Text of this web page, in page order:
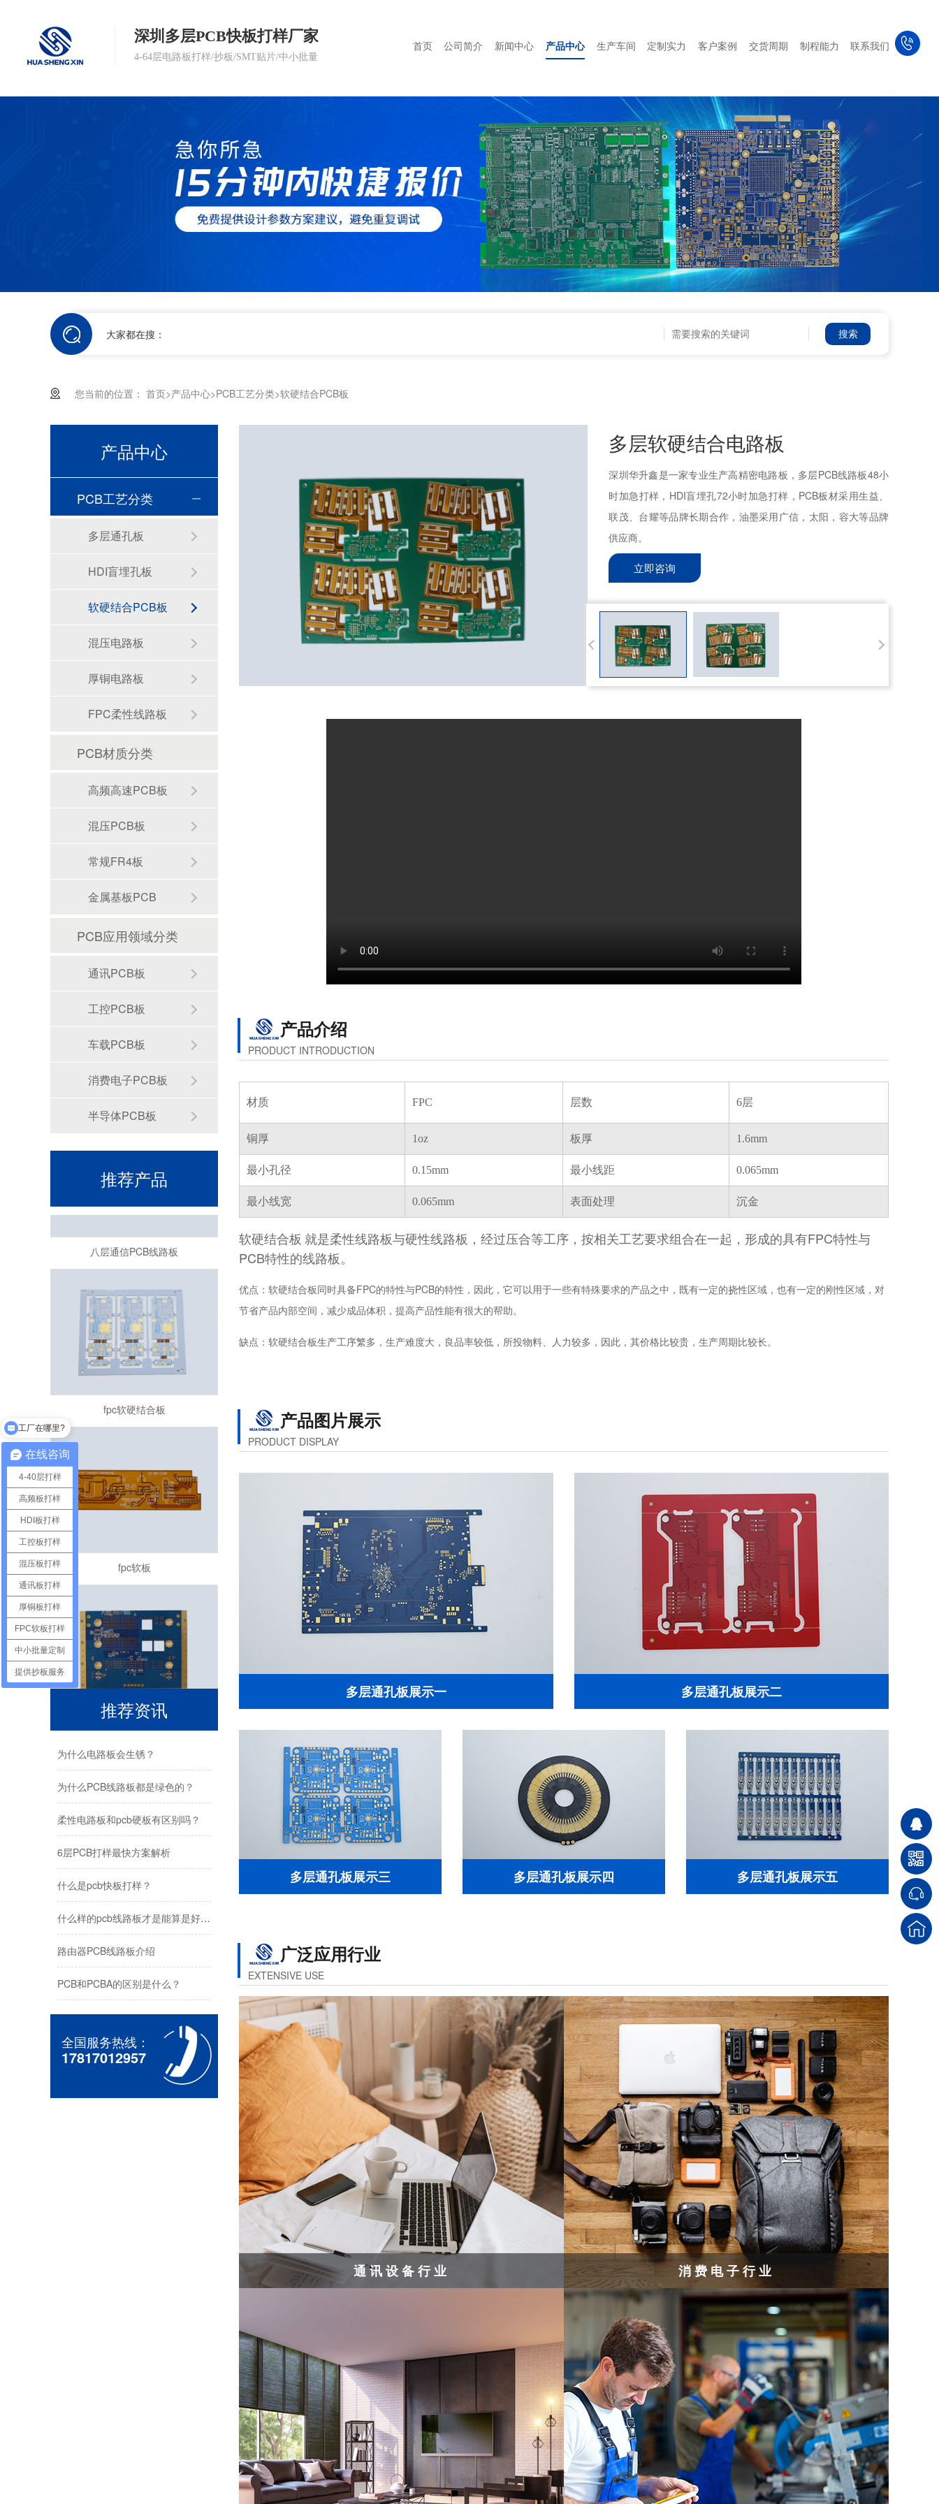
深圳多层PCB快板打样厂家
4-64层电路板打样/抄板/SMT贴片/中小批量
首页 公司简介 新闻中心 产品中心 生产车间 定制实力 客户案例 交货周期 制程能力 联系我们
大家都在搜：
您当前的位置： 首页>产品中心>PCB工艺分类>软硬结合PCB板
多层软硬结合电路板
深圳华升鑫是一家专业生产高精密电路板，多层PCB线路板48小
时加急打样，HDI盲埋孔72小时加急打样，PCB板材采用生益、
联茂、台耀等品牌长期合作，油墨采用广信，太阳，容大等品牌
供应商。
立即咨询
产品介绍
PRODUCT INTRODUCTION
材质 FPC 层数 6层
铜厚 1oz 板厚 1.6mm
最小孔径 0.15mm 最小线距 0.065mm
最小线宽 0.065mm 表面处理 沉金
软硬结合板 就是柔性线路板与硬性线路板，经过压合等工序，按相关工艺要求组合在一起，形成的具有FPC特性与
PCB特性的线路板。
优点：软硬结合板同时具备FPC的特性与PCB的特性，因此，它可以用于一些有特殊要求的产品之中，既有一定的挠性区域，也有一定的刚性区域，对
节省产品内部空间，减少成品体积，提高产品性能有很大的帮助。
缺点：软硬结合板生产工序繁多，生产难度大，良品率较低，所投物料、人力较多，因此，其价格比较贵，生产周期比较长。
产品图片展示
PRODUCT DISPLAY
多层通孔板展示一 多层通孔板展示二
多层通孔板展示三 多层通孔板展示四 多层通孔板展示五
广泛应用行业
EXTENSIVE USE
通讯设备行业 消费电子行业
产品中心
PCB工艺分类
多层通孔板
HDI盲埋孔板
软硬结合PCB板
混压电路板
厚铜电路板
FPC柔性线路板
PCB材质分类
高频高速PCB板
混压PCB板
常规FR4板
金属基板PCB
PCB应用领域分类
通讯PCB板
工控PCB板
车载PCB板
消费电子PCB板
半导体PCB板
推荐产品
4层厚铜pcb线路板
4层厚铜pcb线路板
推荐资讯
为什么电路板会生锈？
为什么PCB线路板都是绿色的？
柔性电路板和pcb硬板有区别吗？
6层PCB打样最快方案解析
什么是pcb快板打样？
什么样的pcb线路板才是能算是好线路板？
路由器PCB线路板介绍
PCB和PCBA的区别是什么？
全国服务热线：
17817012957
在线咨询
4-40层打样
高频板打样
HDI板打样
工控板打样
混压板打样
通讯板打样
厚铜板打样
FPC软板打样
中小批量定制
提供抄板服务
工厂在哪里?